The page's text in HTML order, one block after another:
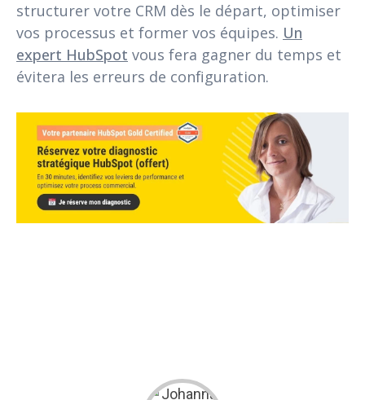
structurer votre CRM dès le départ, optimiser
vos processus et former vos équipes. Un
expert HubSpot vous fera gagner du temps et
évitera les erreurs de configuration.